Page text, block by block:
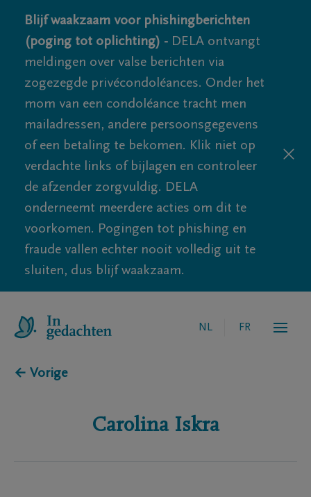
Blijf waakzaam voor phishingberichten
(poging tot oplichting) - DELA ontvangt
meldingen over valse berichten via
zogezegde privécondoléances. Onder het
mom van een condoléance tracht men
mailadressen, andere persoonsgegevens
of een betaling te bekomen. Klik niet op
verdachte links of bijlagen en controleer
de afzender zorgvuldig. DELA
onderneemt meerdere acties om dit te
voorkomen. Pogingen tot phishing en
fraude vallen echter nooit volledig uit te
sluiten, dus blijf waakzaam.
NL FR
← Vorige
Carolina Iskra